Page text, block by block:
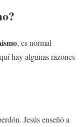
?
, es normal
hay algunas razones
Jesús enseñó a